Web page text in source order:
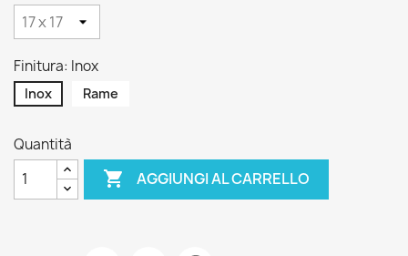
Finitura: Inox
Inox Rame
Quantità
 AGGIUNGI AL CARRELLO